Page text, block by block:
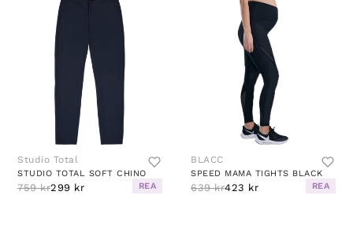
Studio Total
STUDIO TOTAL SOFT CHINO
759 kr299 kr REA
BLACC
SPEED MAMA TIGHTS BLACK
639 kr423 kr REA